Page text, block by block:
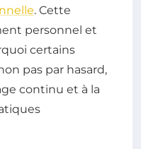
. Cette
personnel et
certains
pas par hasard,
continu et à la